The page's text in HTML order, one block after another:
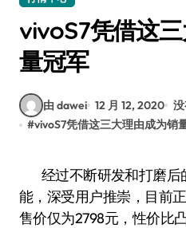
vivoS7凭借这
量冠军
由 dawei 12 月 12, 2020
#vivoS7凭借这三大理由成为销
经过不断研发和打磨后的vivoS7，有着出色的性
能，深受用户推崇，目前
售价仅为2798元，性价比